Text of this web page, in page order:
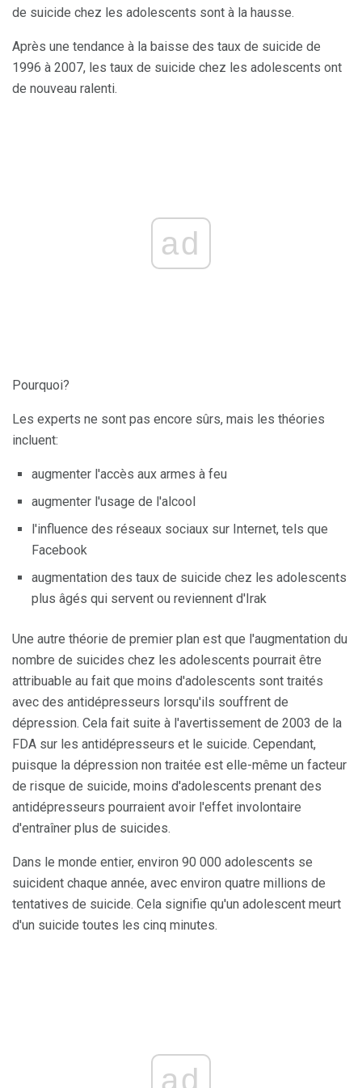
de suicide chez les adolescents sont à la hausse.
Après une tendance à la baisse des taux de suicide de
1996 à 2007, les taux de suicide chez les adolescents ont
de nouveau ralenti.
ad
Pourquoi?
Les experts ne sont pas encore sûrs, mais les théories
incluent:
augmenter l'accès aux armes à feu
augmenter l'usage de l'alcool
l'influence des réseaux sociaux sur Internet, tels que
Facebook
augmentation des taux de suicide chez les adolescents
plus âgés qui servent ou reviennent d'Irak
Une autre théorie de premier plan est que l'augmentation du
nombre de suicides chez les adolescents pourrait être
attribuable au fait que moins d'adolescents sont traités
avec des antidépresseurs lorsqu'ils souffrent de
dépression. Cela fait suite à l'avertissement de 2003 de la
FDA sur les antidépresseurs et le suicide. Cependant,
puisque la dépression non traitée est elle-même un facteur
de risque de suicide, moins d'adolescents prenant des
antidépresseurs pourraient avoir l'effet involontaire
d'entraîner plus de suicides.
Dans le monde entier, environ 90 000 adolescents se
suicident chaque année, avec environ quatre millions de
tentatives de suicide. Cela signifie qu'un adolescent meurt
d'un suicide toutes les cinq minutes.
ad